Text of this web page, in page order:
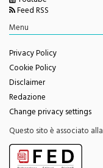
Feed RSS
Menu
Privacy Policy
Cookie Policy
Disclaimer
Redazione
Change privacy settings
Questo sito è associato alla